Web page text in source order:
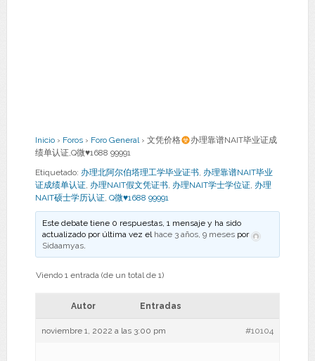
Inicio › Foros › Foro General › 文凭价格
办理靠谱NAIT毕业证成
绩单认证,Q微♥1688 99991
Etiquetado: 办理北阿尔伯塔理工学毕业证书, 办理靠谱NAIT毕业
证成绩单认证, 办理NAIT假文凭证书, 办理NAIT学士学位证, 办理
NAIT硕士学历认证, Q微♥1688 99991
Este debate tiene 0 respuestas, 1 mensaje y ha sido
actualizado por última vez el hace 3 años, 9 meses por
Sidaamyas.
Viendo 1 entrada (de un total de 1)
Autor Entradas
noviembre 1, 2022 a las 3:00 pm #10104